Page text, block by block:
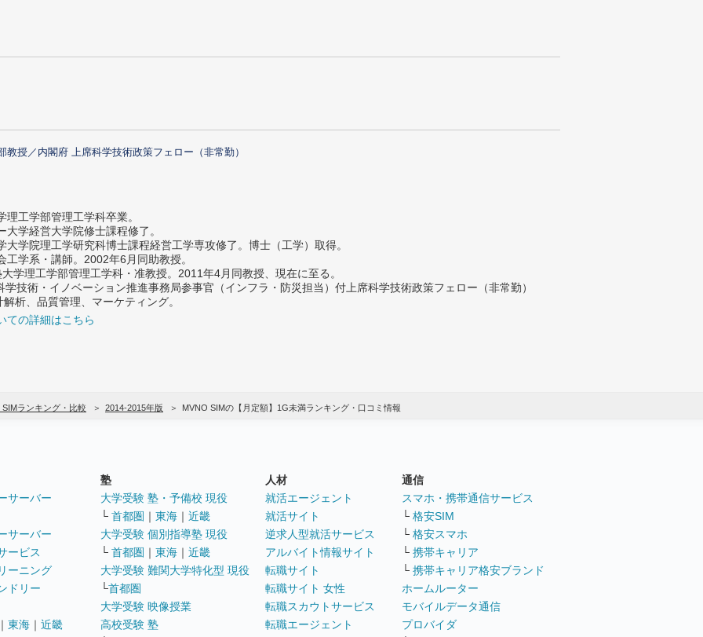
教授／内閣府 上席科学技術政策フェロー（非常勤）
工学部管理工学科卒業。
学経営大学院修士課程修了。
大学院理工学研究科博士課程経営工学専攻修了。博士（工学）取得。
工学系・講師。2002年6月同助教授。
学理工学部管理工学科・准教授。2011年4月同教授、現在に至る。
技術・イノベーション推進事務局参事官（インフラ・防災担当）付上席科学技術政策フェロー（非常勤）
析、品質管理、マーケティング。
の詳細はこちら
ランキング・比較 2014-2015年版 MVNO SIMの【月定額】1G未満ランキング・口コミ情報
サーバー
サーバー
ービス
ーニング
ドリー
東海 ｜ 近畿
塾
大学受験 塾・予備校 現役
└ 首都圏 ｜ 東海 ｜ 近畿
大学受験 個別指導塾 現役
└ 首都圏 ｜ 東海 ｜ 近畿
大学受験 難関大学特化型 現役
└首都圏
大学受験 映像授業
高校受験 塾
人材
就活エージェント
就活サイト
逆求人型就活サービス
アルバイト情報サイト
転職サイト
転職サイト 女性
転職スカウトサービス
転職エージェント
通信
スマホ・携帯通信サービス
└ 格安SIM
└ 格安スマホ
└ 携帯キャリア
└ 携帯キャリア格安ブランド
ホームルーター
モバイルデータ通信
プロバイダ